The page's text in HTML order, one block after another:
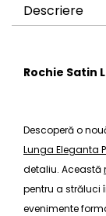
Descriere
Rochie Satin
Descoperă o
Lunga Eleganta
detaliu. Această
pentru a străluci
evenimente